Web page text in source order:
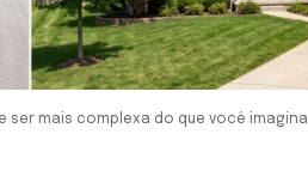
ser mais complexa do que você imagina